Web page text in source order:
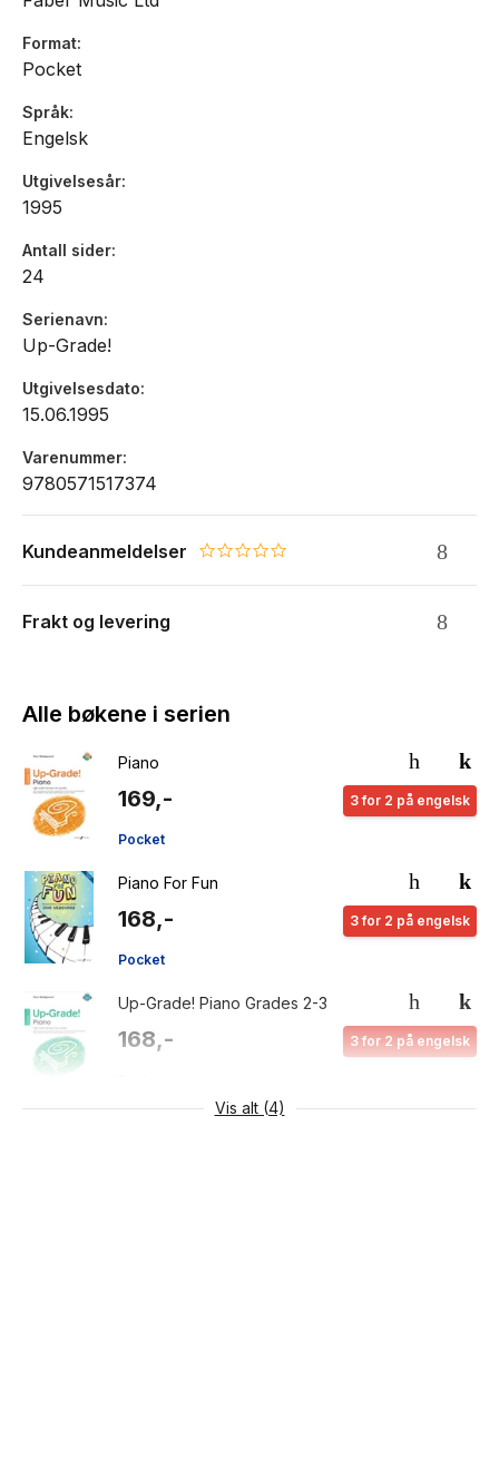
Format
Pocket
Språk
Engelsk
Utgivelsesår
1995
Antall sider
24
Serienavn
Up-Grade!
Utgivelsesdato
15.06.1995
Varenummer
9780571517374
Kundeanmeldelser 0.0 star rating
Frakt og levering
Alle bøkene i serien
Piano
169,- 3 for 2 på engelsk
Pocket
Piano For Fun
168,- 3 for 2 på engelsk
Pocket
Up-Grade! Piano Grades 2-3
168,- 3 for 2 på engelsk
Vis alt (4)